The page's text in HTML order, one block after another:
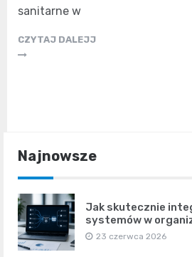
sanitarne w
CZYTAJ DALEJJ
Najnowsze
Jak skutecznie
systemów w
23 czerwca 2026